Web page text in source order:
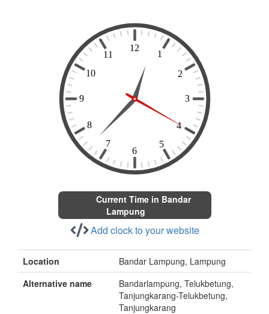
Current Time in Bandar
Lampung
Add clock to your website
Location
Bandar Lampung, Lampung
Alternative name
Bandarlampung, Telukbetung,
Tanjungkarang-Telukbetung,
Tanjungkarang